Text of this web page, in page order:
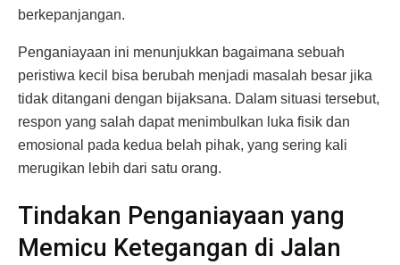
berkepanjangan.
Penganiayaan ini menunjukkan bagaimana sebuah
peristiwa kecil bisa berubah menjadi masalah besar jika
tidak ditangani dengan bijaksana. Dalam situasi tersebut,
respon yang salah dapat menimbulkan luka fisik dan
emosional pada kedua belah pihak, yang sering kali
merugikan lebih dari satu orang.
Tindakan Penganiayaan yang
Memicu Ketegangan di Jalan